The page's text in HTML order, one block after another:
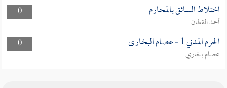
0
اختلاط السائق بالمحارم
أحمد القطان
0
الحرم المدني 1 - عصام البخارى
عصام بخاري